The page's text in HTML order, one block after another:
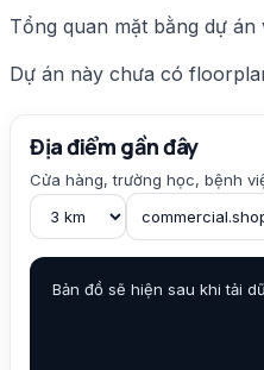
Tổng quan mặt bằng dự
Dự án này chưa có
Địa điểm gần đây
Cửa hàng, trường học, bệnh
Bản đồ sẽ hiện sau khi tải